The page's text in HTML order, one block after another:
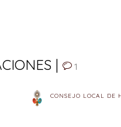
| 1
CONSEJO LOCAL DE